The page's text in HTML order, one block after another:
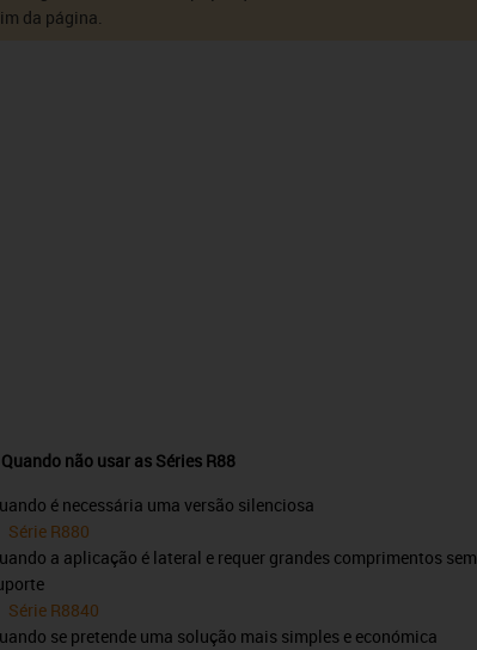
da página.
Quando não usar as Séries R88
é necessária uma versão silenciosa
Série R880
a aplicação é lateral e requer grandes comprimentos sem
Série R8840
se pretende uma solução mais simples e económica